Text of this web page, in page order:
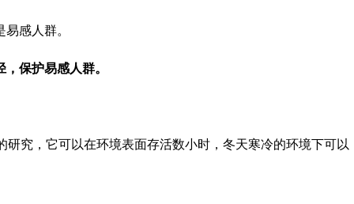
感人群。
保护易感人群。
究，它可以在环境表面存活数小时，冬天寒冷的环境下可以